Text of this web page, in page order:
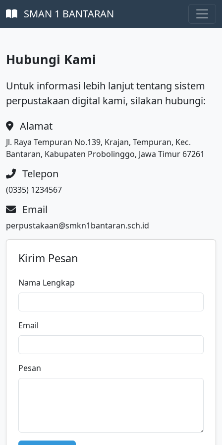
SMAN 1 BANTARAN
Hubungi Kami
Untuk informasi lebih lanjut tentang sistem
perpustakaan digital kami, silakan hubungi:
Alamat
Jl. Raya Tempuran No.139, Krajan, Tempuran, Kec.
Bantaran, Kabupaten Probolinggo, Jawa Timur 67261
Telepon
(0335) 1234567
Email
perpustakaan@smkn1bantaran.sch.id
Kirim Pesan
Nama Lengkap
Email
Pesan